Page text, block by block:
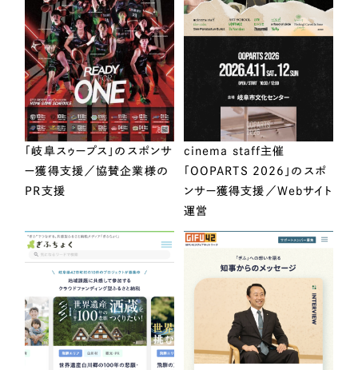
「岐阜スゥープス」のスポンサ
ー獲得支援／協賛企業様の
PR支援
cinema staff主催
「OOPARTS 2026」のスポ
ンサー獲得支援／Webサイト
運営